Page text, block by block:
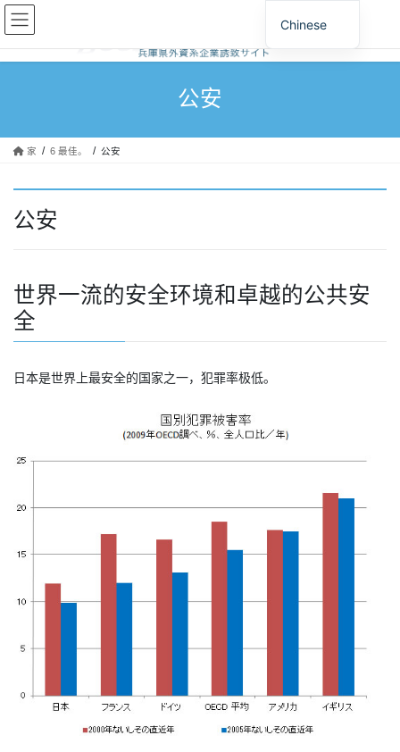
跳
至
内
容
跳
至
导
航
公安
家 6 最佳。 公安
公安
世界一流的安全环境和卓越的公共安
全
日本是世界上最安全的国家之一，犯罪率极低。
Chinese